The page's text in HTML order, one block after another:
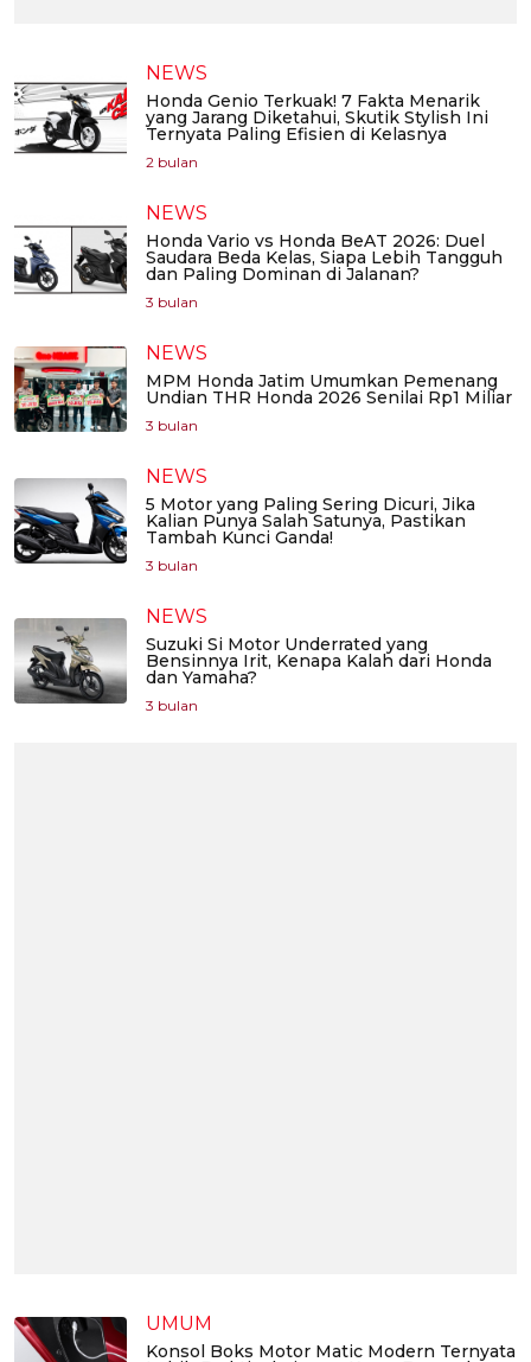
NEWS
Honda Genio Terkuak! 7 Fakta Menarik
yang Jarang Diketahui, Skutik Stylish Ini
Ternyata Paling Efisien di Kelasnya
2 bulan
NEWS
Honda Vario vs Honda BeAT 2026: Duel
Saudara Beda Kelas, Siapa Lebih Tangguh
dan Paling Dominan di Jalanan?
3 bulan
NEWS
MPM Honda Jatim Umumkan Pemenang
Undian THR Honda 2026 Senilai Rp1 Miliar
3 bulan
NEWS
5 Motor yang Paling Sering Dicuri, Jika
Kalian Punya Salah Satunya, Pastikan
Tambah Kunci Ganda!
3 bulan
NEWS
Suzuki Si Motor Underrated yang
Bensinnya Irit, Kenapa Kalah dari Honda
dan Yamaha?
3 bulan
UMUM
Konsol Boks Motor Matic Modern Ternyata